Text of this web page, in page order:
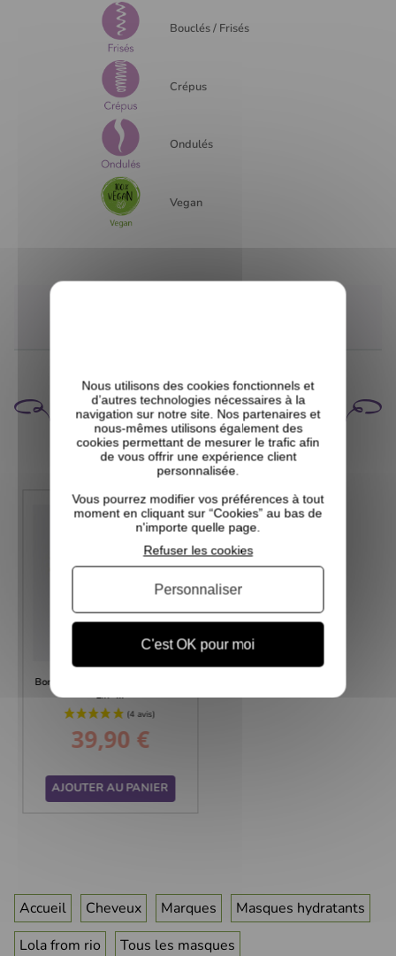
Bouclés / Frisés
Crépus
Ondulés
Vegan
CELA POURRAIT VOUS
INTÉRESSER
Bonnet Chauffant Aux Graines De
Lin -...
Prix
39,90 €
AJOUTER AU PANIER
Accueil Cheveux Marques
Masques hydratants
Lola from rio
Tous les masques
Nous utilisons des cookies fonctionnels et
d’autres technologies nécessaires à la
navigation sur notre site. Nos partenaires et
nous-mêmes utilisons également des
cookies permettant de mesurer le trafic afin
de vous offrir une expérience client
personnalisée.
Vous pourrez modifier vos préférences à tout
moment en cliquant sur “Cookies” au bas de
n'importe quelle page.
C'est OK pour moi
Refuser les cookies
Personnaliser